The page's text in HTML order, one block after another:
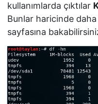
kullanımlarda çıktılar
Bunlar haricinde
sayfasına